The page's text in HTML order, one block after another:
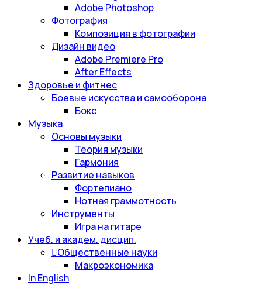
Adobe Photoshop
Фотография
Композиция в фотографии
Дизайн видео
Adobe Premiere Pro
After Effects
Здоровье и фитнес
Боевые искусства и самооборона
Бокс
Музыка
Основы музыки
Теория музыки
Гармония
Развитие навыков
Фортепиано
Нотная граммотность
Инструменты
Игра на гитаре
Учеб. и академ. дисцип.
Общественные науки
Макроэкономика
In English